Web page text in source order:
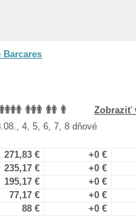
Barcares
Zobraziť
4, 5, 6, 7, 8 dňové
271,83 €
+0 €
235,17 €
+0 €
195,17 €
+0 €
77,17 €
+0 €
88 €
+0 €